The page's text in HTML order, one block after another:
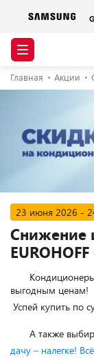
Главная Акции
23 июня 2026 -
Снижение
выгодным ценам!
Успей купить по
А также
дачу – налегке!